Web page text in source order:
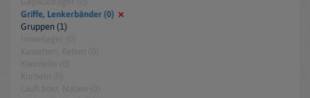
Griffe, Lenkerbänder (0)
Gruppen (1)